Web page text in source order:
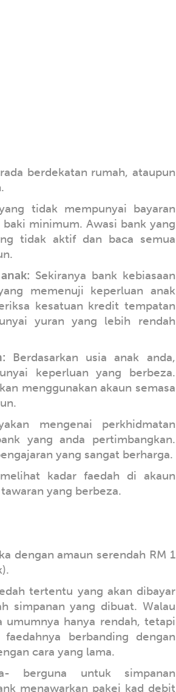
berdekatan rumah, ataupun
tidak mempunyai bayaran
minimum. Awasi bank yang
tidak aktif dan baca semua
Sekiranya bank kebiasaan
memenuji keperluan anak
kesatuan kredit tempatan
yuran yang lebih rendah
Berdasarkan usia anak anda,
keperluan yang berbeza.
menggunakan akaun semasa
mengenai perkhidmatan
yang anda pertimbangkan.
yang sangat berharga.
kadar faedah di akaun
yang berbeza.
dengan amaun serendah RM 1
tertentu yang akan dibayar
simpanan yang dibuat. Walau
umumnya hanya rendah, tetapi
berbanding dengan
cara yang lama.
berguna untuk simpanan
menawarkan pakej kad debit